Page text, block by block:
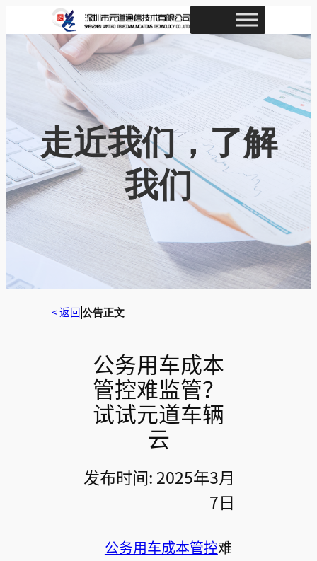
走近我们，了解
我们
< 返回 公告正文
公务用车成本
管控难监管？
试试元道车辆
云
发布时间: 2025年3月
7日
公务用车成本管控难